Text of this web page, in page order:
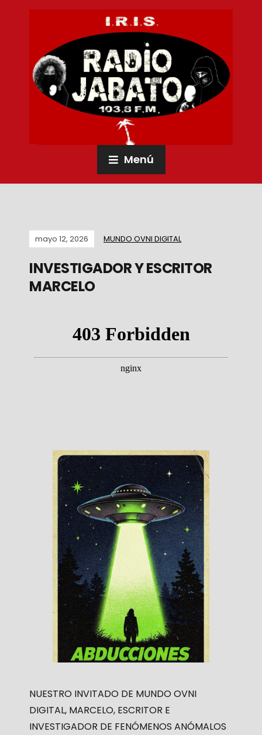
Menú
mayo 12, 2026 MUNDO OVNI DIGITAL
INVESTIGADOR Y ESCRITOR
MARCELO
NUESTRO INVITADO DE MUNDO OVNI
DIGITAL, MARCELO, ESCRITOR E
INVESTIGADOR DE FENÓMENOS ANÓMALOS